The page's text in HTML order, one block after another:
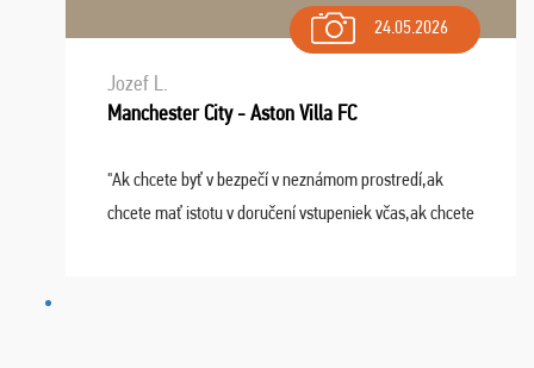
24.05.2026
Jozef L.
Manchester City - Aston Villa FC
"Ak chcete byť v bezpečí v neznámom prostredí,ak
chcete mať istotu v doručení vstupeniek včas,ak chcete